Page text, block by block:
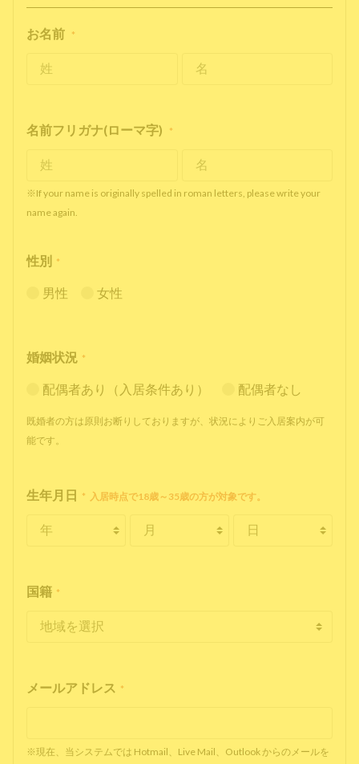
お名前 *
名前フリガナ(ローマ字) *
※If your name is originally spelled in roman letters, please write your
name again.
性別 *
男性 女性
婚姻状況 *
配偶者あり（入居条件あり） 配偶者なし
既婚者の方は原則お断りしておりますが、状況によりご入居案内が可
能です。
生年月日 * 入居時点で18歳～35歳の方が対象です。
国籍 *
メールアドレス *
※現在、当システムでは Hotmail、Live Mail、Outlook からのメールを